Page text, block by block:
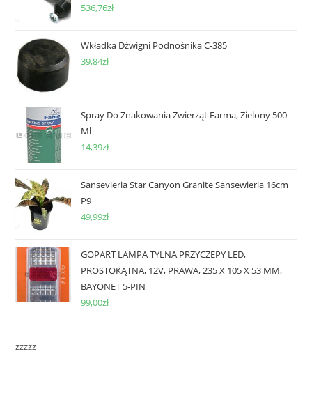
536,76zł
Wkładka Dźwigni Podnośnika C-385
39,84zł
Spray Do Znakowania Zwierząt Farma, Zielony 500
Ml
14,39zł
Sansevieria Star Canyon Granite Sansewieria 16cm
P9
49,99zł
GOPART LAMPA TYLNA PRZYCZEPY LED,
PROSTOKĄTNA, 12V, PRAWA, 235 X 105 X 53 MM,
BAYONET 5-PIN
99,00zł
zzzzz